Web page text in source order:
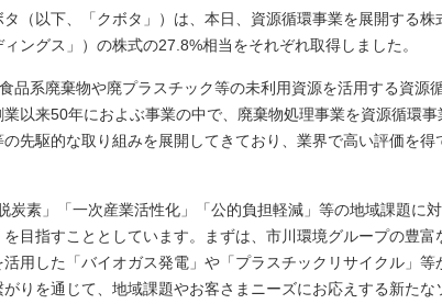
（以下、「クボタ」）は、本日、資源循環事業を展開する株
ングス」）の株式の27.8%相当をそれぞれ取得しました。
品系廃棄物や廃プラスチック等の未利用資源を活用する資源
以来50年におよぶ事業の中で、廃棄物処理事業を資源循環事
先駆的な取り組みを展開してきており、業界で高い評価を得
素」「一次産業活性化」「公的負担軽減」等の地域課題に
目指すこととしています。まずは、市川環境グループの豊富
用した「バイオガス発電」や「プラスチックリサイクル」等
りを通じて、地域課題やお客さまニーズにお応えする新たな